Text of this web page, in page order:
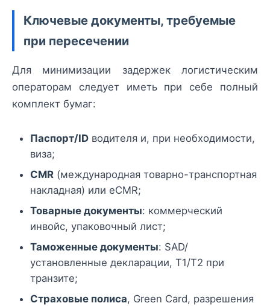
Ключевые документы, требуемые
при пересечении
Для минимизации задержек логистическим
операторам следует иметь при себе полный
комплект бумаг:
Паспорт/ID водителя и, при необходимости,
виза;
CMR (международная товарно-транспортная
накладная) или eCMR;
Товарные документы: коммерческий
инвойс, упаковочный лист;
Таможенные документы: SAD/
установленные декларации, T1/T2 при
транзите;
Страховые полиса, Green Card, разрешения